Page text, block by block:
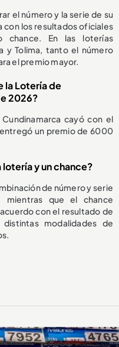
el número y la serie de su
con los resultados oficiales
chance. En las loterías
y Tolima, tanto el número
el premio mayor.
la Lotería de
2026?
cayó con el
un premio de 6000
y un chance?
de número y serie
mientras que el chance
con el resultado de
modalidades de